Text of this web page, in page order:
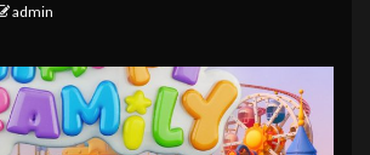
admin